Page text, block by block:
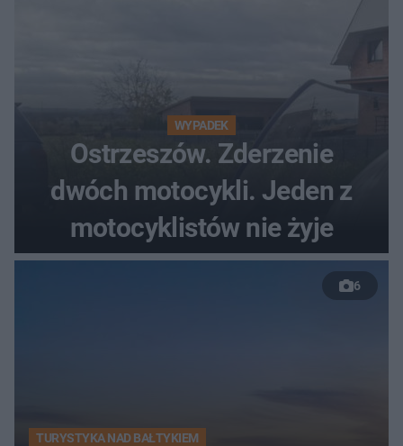
WYPADEK
Ostrzeszów. Zderzenie
dwóch motocykli. Jeden z
motocyklistów nie żyje
6
TURYSTYKA NAD BAŁTYKIEM